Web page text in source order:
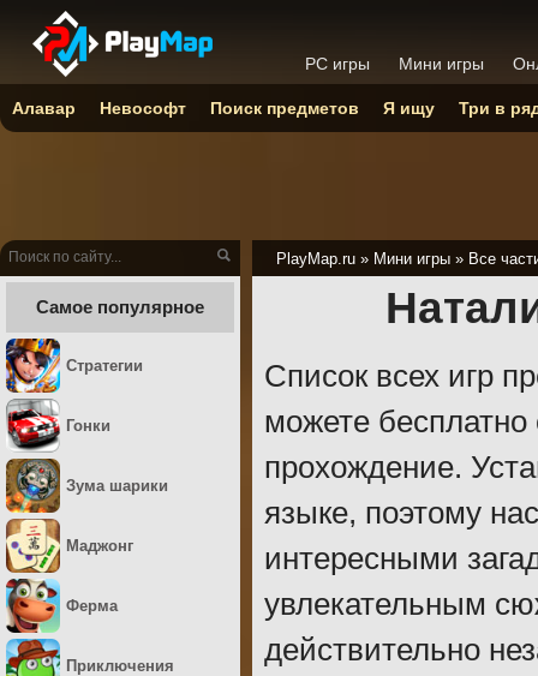
PlayMap.ru » Мини игры » Все
Список всех игр
можете бесплатно
прохождение.
языке, поэтому
интересными
увлекательным
действительно
Самое популярное
Стратегии
Гонки
Зума шарики
Маджонг
Ферма
Приключения
PC игры Мини игры
Алавар Невософт Поиск предметов Я ищу Три в